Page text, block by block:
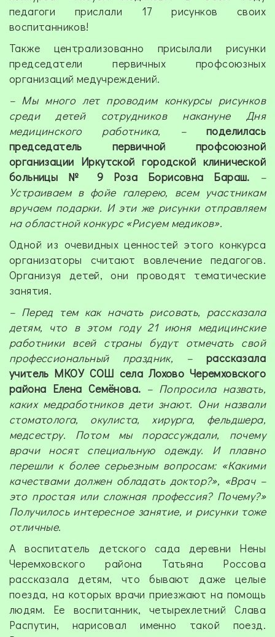
педагоги прислали 17 рисунков своих
воспитанников!
Также централизованно присылали рисунки
председатели первичных профсоюзных
организаций медучреждений.
– Мы много лет проводим конкурсы рисунков
среди детей сотрудников накануне Дня
медицинского работника, – поделилась
председатель первичной профсоюзной
организации Иркутской городской клинической
больницы № 9 Роза Борисовна Бараш. –
Устраиваем в фойе галерею, всем участникам
вручаем подарки. И эти же рисунки отправляем
на областной конкурс «Рисуем медиков».
Одной из очевидных ценностей этого конкурса
организаторы считают вовлечение педагогов.
Организуя детей, они проводят тематические
занятия.
– Перед тем как начать рисовать, рассказала
детям, что в этом году 21 июня медицинские
работники всей страны будут отмечать свой
профессиональный праздник, – рассказала
учитель МКОУ СОШ села Лохово Черемховского
района Елена Семёнова. – Попросила назвать,
каких медработников дети знают. Они назвали
стоматолога, окулиста, хирурга, фельдшера,
медсестру. Потом мы порассуждали, почему
врачи носят специальную одежду. И плавно
перешли к более серьезным вопросам: «Какими
качествами должен обладать доктор?», «Врач –
это простая или сложная профессия? Почему?»
Получилось интересное занятие, и рисунки тоже
отличные.
А воспитатель детского сада деревни Нены
Черемховского района Татьяна Россова
рассказала детям, что бывают даже целые
поезда, на которых врачи приезжают на помощь
людям. Ее воспитанник, четырехлетний Слава
Распутин, нарисовал именно такой поезд.